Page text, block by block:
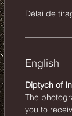
Délai de
English
Diptych of
The
you to